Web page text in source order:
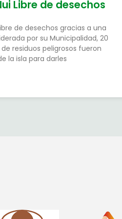
Libre de desechos
de desechos gracias a una
por su Municipalidad, 20
residuos peligrosos fueron
la isla para darles